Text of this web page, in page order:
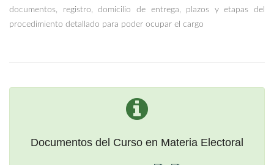
documentos, registro, domicilio de entrega, plazos y etapas del
procedimiento detallado para poder ocupar el cargo
Documentos del Curso en Materia Electoral